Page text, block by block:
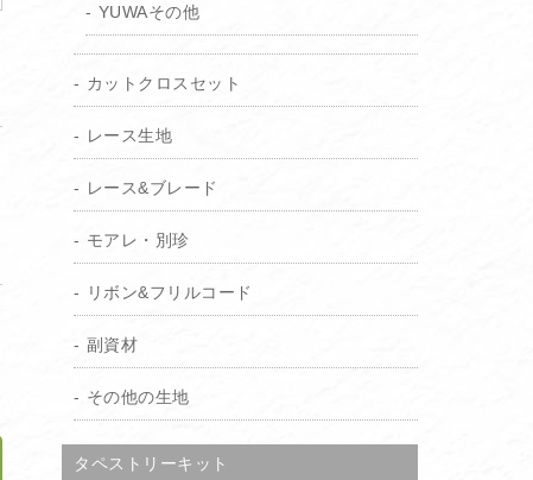
YUWAその他
カットクロスセット
レース生地
レース&ブレード
モアレ・別珍
リボン&フリルコード
副資材
その他の生地
タペストリーキット